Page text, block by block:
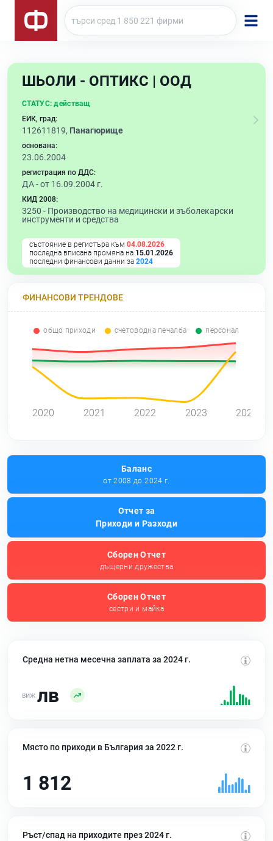
ШЬОЛИ - ОПТИКС | ООД
СТАТУС: действащ
ЕИК, град:
112611819, Панагюрище
основана:
23.06.2004
регистрация по ДДС:
ДА - от 16.09.2004 г.
КИД 2008:
3250 - Производство на медицински и зъболекарски
инструменти и средства
състояние в регистъра към 04.08.2026
последна вписана промяна на 15.01.2026
последни финансови данни за 2024
ФИНАНСОВИ ТРЕНДОВЕ
общо приходи счетоводна печалба персонал
2020 2021 2022 2023 2024
Баланс
от 2008 до 2024 г.
Отчет за
Приходи и Разходи
Сборен Отчет
дъщерни дружества
Сборен Отчет
сестри и майка
Средна нетна месечна заплата за 2024 г.
лв
Място по приходи в България за 2022 г.
1 812
Ръст/спад на приходите през 2024 г.